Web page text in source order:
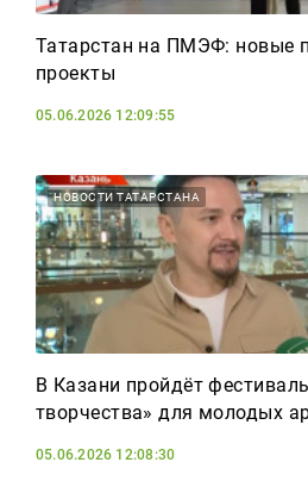
Татарстан на ПМЭФ: новые
проекты
05.06.2026 12:09:55
НОВОСТИ ТАТАРСТАНА
В Казани пройдёт
творчества» для молодых
05.06.2026 12:08:30